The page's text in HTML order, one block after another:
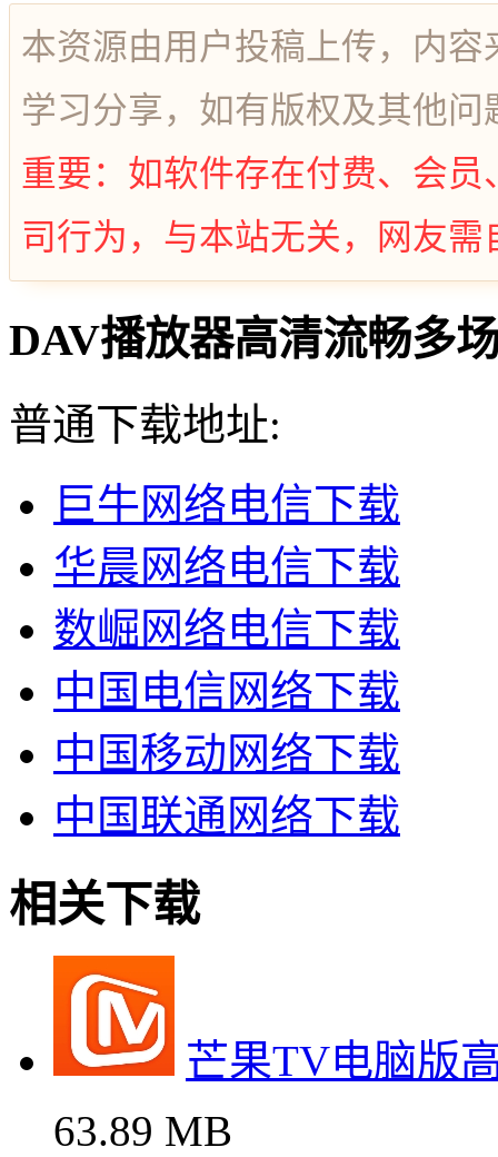
本资源由用户投稿上传，内
学习分享，如有版权及其他
重要：如软件存在付费、会
司行为，与本站无关，网友需
DAV播放器高清流畅多
普通下载地址:
巨牛网络电信下载
华晨网络电信下载
数崛网络电信下载
中国电信网络下载
中国移动网络下载
中国联通网络下载
相关下载
芒果TV电脑版
63.89 MB